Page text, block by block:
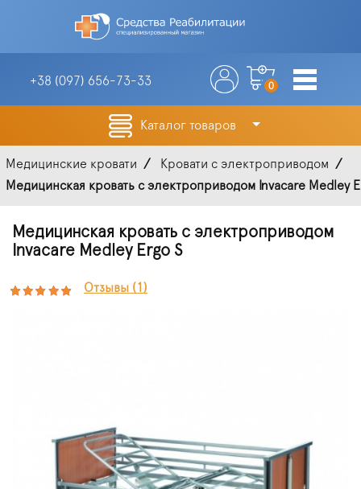
+38 (097) 656-73-33 0
Каталог товаров
Медицинские кровати
Кровати с электроприводом
Медицинская кровать с электроприводом Invacare Medley
Медицинская кровать с электроприводом
Invacare Medley Ergo S
Отзывы (1)